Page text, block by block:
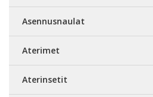
Asennusnaulat
Aterimet
Aterinsetit